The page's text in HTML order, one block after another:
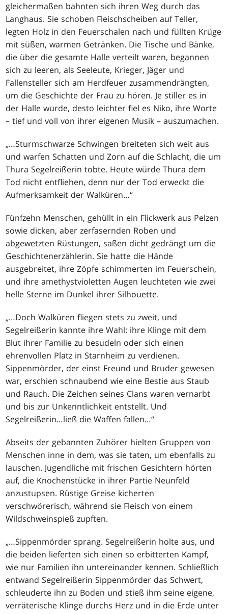
gleichermaßen bahnten sich ihren Weg durch das
Langhaus. Sie schoben Fleischscheiben auf Teller,
legten Holz in den Feuerschalen nach und füllten Krüge
mit süßen, warmen Getränken. Die Tische und Bänke,
die über die gesamte Halle verteilt waren, begannen
sich zu leeren, als Seeleute, Krieger, Jäger und
Fallensteller sich am Herdfeuer zusammendrängten,
um die Geschichte der Frau zu hören. Je stiller es in
der Halle wurde, desto leichter fiel es Niko, ihre Worte
– tief und voll von ihrer eigenen Musik – auszumachen.
„…Sturmschwarze Schwingen breiteten sich weit aus
und warfen Schatten und Zorn auf die Schlacht, die um
Thura Segelreißerin tobte. Heute würde Thura dem
Tod nicht entfliehen, denn nur der Tod erweckt die
Aufmerksamkeit der Walküren…“
Fünfzehn Menschen, gehüllt in ein Flickwerk aus Pelzen
sowie dicken, aber zerfasernden Roben und
abgewetzten Rüstungen, saßen dicht gedrängt um die
Geschichtenerzählerin. Sie hatte die Hände
ausgebreitet, ihre Zöpfe schimmerten im Feuerschein,
und ihre amethystvioletten Augen leuchteten wie zwei
helle Sterne im Dunkel ihrer Silhouette.
„…Doch Walküren fliegen stets zu zweit, und
Segelreißerin kannte ihre Wahl: ihre Klinge mit dem
Blut ihrer Familie zu besudeln oder sich einen
ehrenvollen Platz in Starnheim zu verdienen.
Sippenmörder, der einst Freund und Bruder gewesen
war, erschien schnaubend wie eine Bestie aus Staub
und Rauch. Die Zeichen seines Clans waren vernarbt
und bis zur Unkenntlichkeit entstellt. Und
Segelreißerin…ließ die Waffen fallen…“
Abseits der gebannten Zuhörer hielten Gruppen von
Menschen inne in dem, was sie taten, um ebenfalls zu
lauschen. Jugendliche mit frischen Gesichtern hörten
auf, die Knochenstücke in ihrer Partie Neunfeld
anzustupsen. Rüstige Greise kicherten
verschwörerisch, während sie Fleisch von einem
Wildschweinspieß zupften.
„…Sippenmörder sprang. Segelreißerin holte aus, und
die beiden lieferten sich einen so erbitterten Kampf,
wie nur Familien ihn untereinander kennen. Schließlich
entwand Segelreißerin Sippenmörder das Schwert,
schleuderte ihn zu Boden und stieß ihm seine eigene,
verräterische Klinge durchs Herz und in die Erde unter